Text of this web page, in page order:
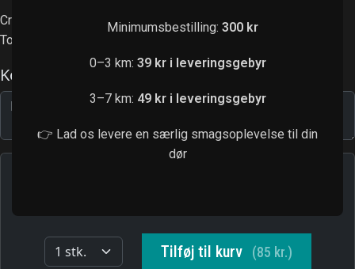
Minimumsbestilling: 300 kr
0–3 km: 39 kr i leveringsgebyr
3–7 km: 49 kr i leveringsgebyr
👉 Lad os levere en særlig smagsoplevelse til din
dør
Crispy kylling, avocado, agurk
Toppet med nanami chilipowder og teriyakisauce